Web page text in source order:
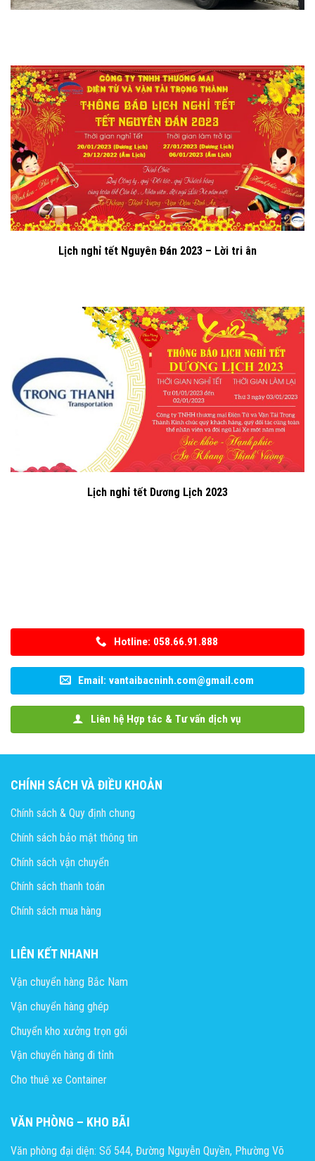
Lịch nghỉ tết Nguyên Đán 2023 – Lời tri ân
Lịch nghỉ tết Dương Lịch 2023
Hotline: 058.66.91.888
Email: vantaibacninh.com@gmail.com
Liên hệ Hợp tác & Tư vấn dịch vụ
CHÍNH SÁCH VÀ ĐIỀU KHOẢN
Chính sách & Quy định chung
Chính sách bảo mật thông tin
Chính sách vận chuyển
Chính sách thanh toán
Chính sách mua hàng
LIÊN KẾT NHANH
Vận chuyển hàng Bắc Nam
Vận chuyển hàng ghép
Chuyển kho xưởng trọn gói
Vận chuyển hàng đi tỉnh
Cho thuê xe Container
VĂN PHÒNG – KHO BÃI
Văn phòng đại diện: Số 544, Đường Nguyễn Quyền, Phường Võ